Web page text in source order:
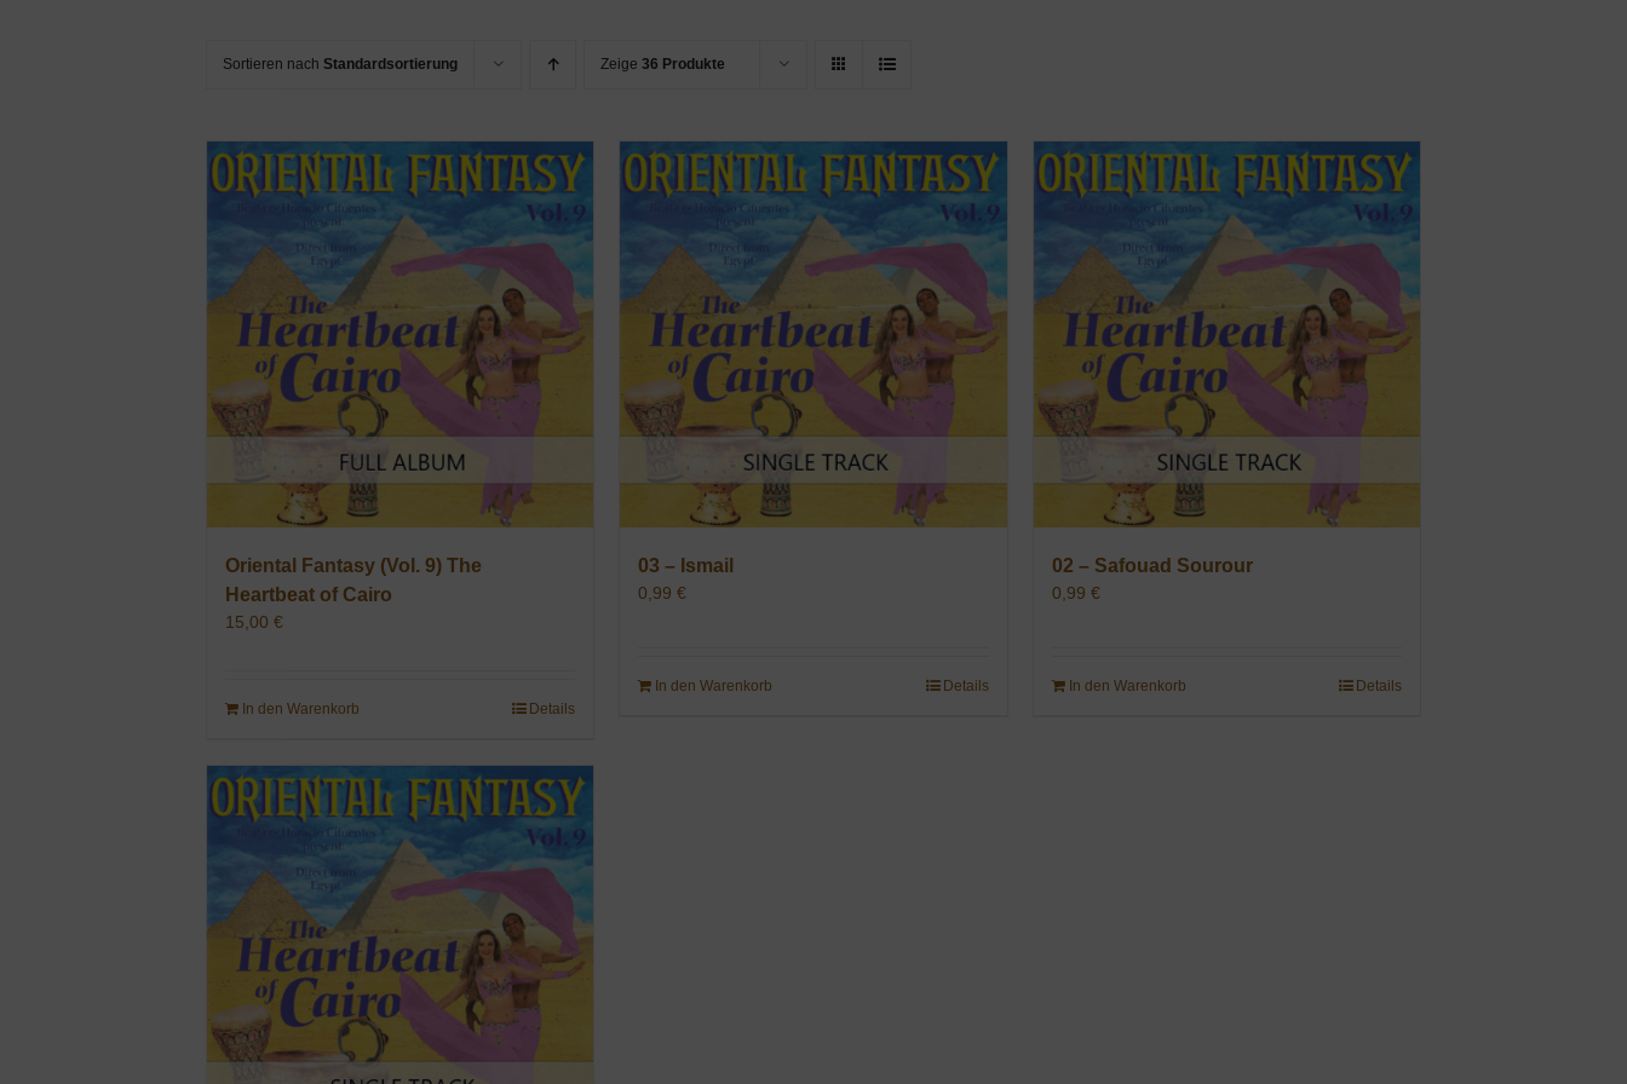
Sortieren nach Standardsortierung Zeige 36 Produkte
Oriental Fantasy (Vol. 9) The
Heartbeat of Cairo
15,00 €
In den Warenkorb Details
03 – Ismail
0,99€
In den Warenkorb Details
02 – Safouad Sourour
0,99 €
In den Warenkorb Details